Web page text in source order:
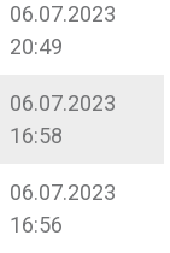
06.07.2023
20:49
06.07.2023
16:58
06.07.2023
16:56